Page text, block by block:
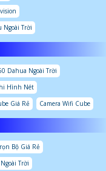
Ngoài Trời
Dahua Ngoài Trời
Hình Nét
Giá Rẻ Camera Wifi Cube
Bộ Giá Rẻ
Trời